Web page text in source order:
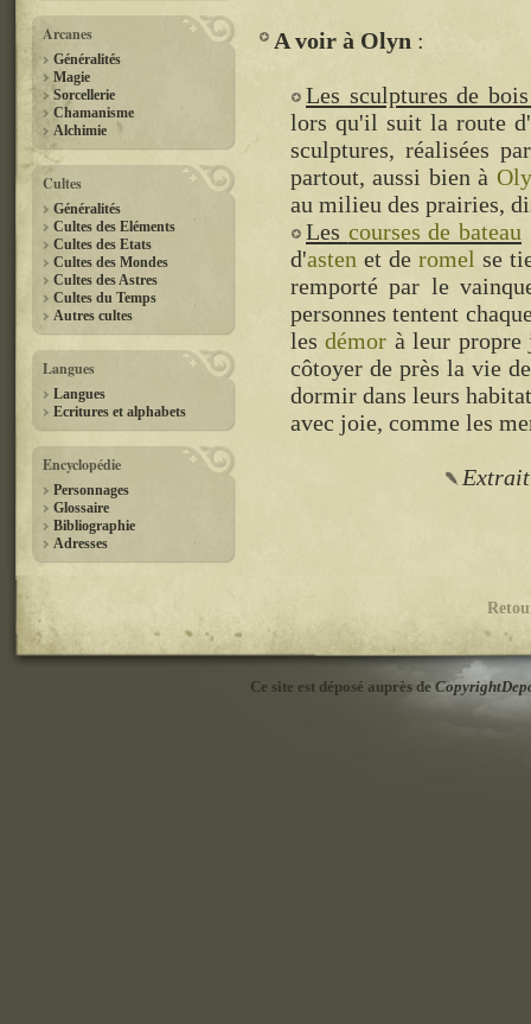
Arcanes
Généralités
Magie
Sorcellerie
Chamanisme
Alchimie
Cultes
Généralités
Cultes des Eléments
Cultes des Etats
Cultes des Mondes
Cultes des Astres
Cultes du Temps
Autres cultes
Langues
Langues
Ecritures et alphabets
Encyclopédie
Personnages
Glossaire
Bibliographie
Adresses
A voir à Olyn
Les sculptures de
lors qu'il suit la route d'
sculptures, réalisées
partout, aussi bien à
au milieu des prairies,
Les courses de bateau
d'asten et de romel se
remporté par le
personnes tentent
lesdémor à leur propre
côtoyer de près la vie
dormir dans leurs
avec joie, comme les
Ce site est déposé auprès de